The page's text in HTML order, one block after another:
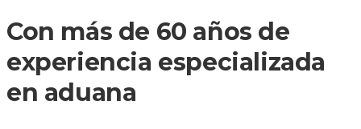
Con más de 60 años de
experiencia especializada
en aduana